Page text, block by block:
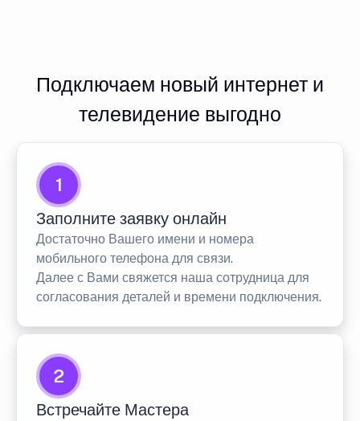
Подключаем новый интернет и
телевидение выгодно
1
Заполните заявку онлайн
Достаточно Вашего имени и номера
мобильного телефона для связи.
Далее с Вами свяжется наша сотрудница для
согласования деталей и времени подключения.
2
Встречайте Мастера